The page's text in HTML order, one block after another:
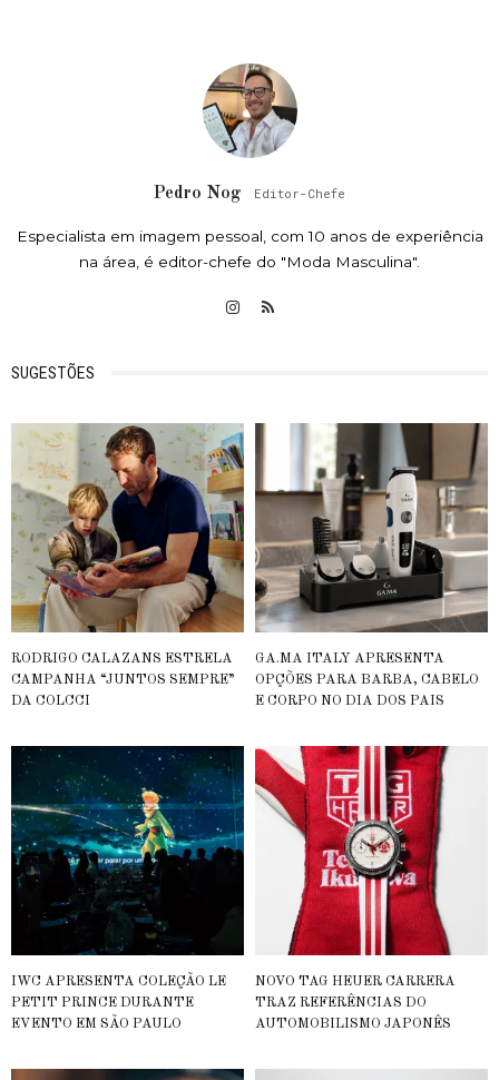
Pedro Nog Editor-Chefe
Especialista em imagem pessoal, com 10 anos de experiência
na área, é editor-chefe do "Moda Masculina".
SUGESTÕES
RODRIGO CALAZANS ESTRELA
CAMPANHA “JUNTOS SEMPRE”
DA COLCCI
GA.MA ITALY APRESENTA
OPÇÕES PARA BARBA, CABELO
E CORPO NO DIA DOS PAIS
IWC APRESENTA COLEÇÃO LE
PETIT PRINCE DURANTE
EVENTO EM SÃO PAULO
NOVO TAG HEUER CARRERA
TRAZ REFERÊNCIAS DO
AUTOMOBILISMO JAPONÊS